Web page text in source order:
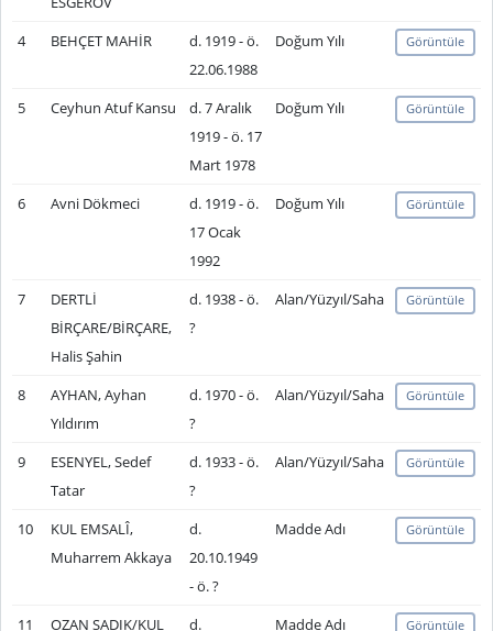
4 BEHÇET MAHİR
d. 1919 - ö.
22.06.1988
Doğum Yılı Görüntüle
5 Ceyhun Atuf Kansu
d. 7 Aralık
1919 - ö. 17
Mart 1978
Doğum Yılı Görüntüle
6 Avni Dökmeci
d. 1919 - ö.
17 Ocak
1992
Doğum Yılı Görüntüle
7
DERTLİ
BİRÇARE/BİRÇARE,
Halis Şahin
d. 1938 - ö.
?
Alan/Yüzyıl/Saha Görüntüle
8
AYHAN, Ayhan
Yıldırım
d. 1970 - ö.
?
Alan/Yüzyıl/Saha Görüntüle
9
ESENYEL, Sedef
Tatar
d. 1933 - ö.
?
Alan/Yüzyıl/Saha Görüntüle
10
KUL EMSALÎ,
Muharrem Akkaya
d.
20.10.1949
- ö. ?
Madde Adı Görüntüle
11 OZAN SADIK/KUL d. Madde Adı Görüntüle